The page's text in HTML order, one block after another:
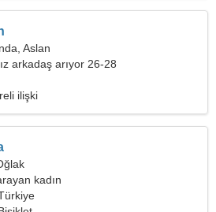
Aslan
arkadaş arıyor 26-28
ilişki
kadın